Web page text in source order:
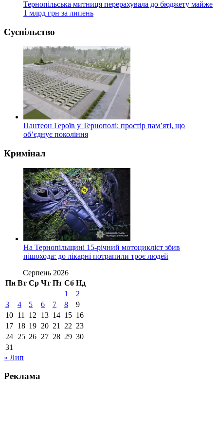
Тернопільська митниця перерахувала до бюджету майже
1 млрд грн за липень
Суспільство
Пантеон Героїв у Тернополі: простір пам’яті, що
об’єднує покоління
Кримінал
На Тернопільщині 15-річний мотоцикліст збив
пішохода: до лікарні потрапили троє людей
Серпень 2026
Пн Вт Ср Чт Пт Сб Нд
1
2
3
4 5 6 7 8
9
10 11 12 13 14 15 16
17 18 19 20 21 22 23
24 25 26 27 28 29 30
31
« Лип
Реклама